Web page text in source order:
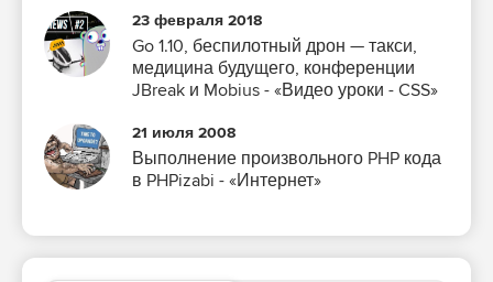
23 февраля 2018
Go 1.10, беспилотный дрон — такси,
медицина будущего, конференции
JBreak и Mobius - «Видео уроки - CSS»
21 июля 2008
Выполнение произвольного PHP кода
в PHPizabi - «Интернет»